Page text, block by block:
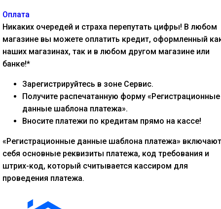
Оплата
Никаких очередей и страха перепутать цифры! В любом
магазине вы можете оплатить кредит, оформленный
наших магазинах, так и в любом другом магазине или
банке!*
Зарегистрируйтесь в зоне Сервис.
Получите распечатанную форму «Регистрационные
данные шаблона платежа».
Вносите платежи по кредитам прямо на кассе!
«Регистрационные данные шаблона платежа»
себя основные реквизиты платежа, код требования и
штрих-код, который считывается кассиром для
проведения платежа.